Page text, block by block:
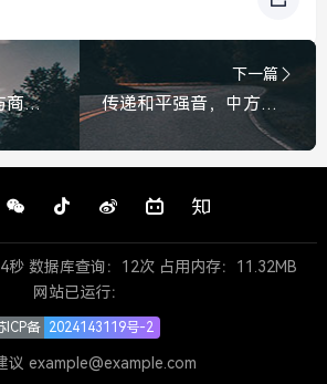
大理通报执法队与商户肢体冲突，涉事人员停职，深刻反思暴力执法之弊，大理通报执法冲突，涉事人员停职，暴力执法之弊当休矣！
下一篇
传递和平强音，中方代表呼吁立即实现停火止战，共筑地区安宁，中方代表发出和平强音，呼吁立即停火止战共筑地区安宁
秒 数据库查询：12次 占用内存：11.32MB
网站已运行：
ICP备 2024143119号-2
议 example@example.com